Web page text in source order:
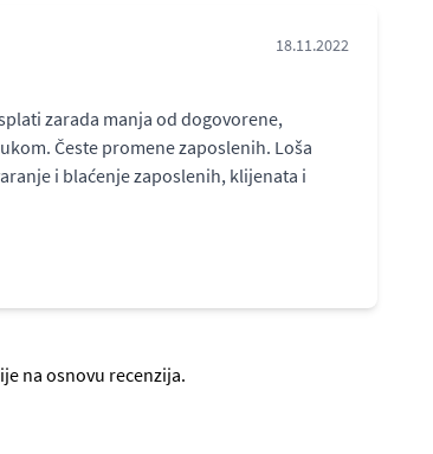
18.11.2022
zarada manja od dogovorene,
Česte promene zaposlenih. Loša
i blaćenje zaposlenih, klijenata i
na osnovu recenzija.